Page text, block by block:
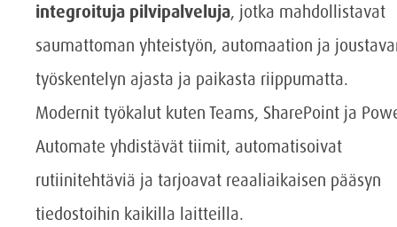
integroituja pilvipalveluja, jotka mahdollistavat
saumattoman yhteistyön, automaation ja
työskentelyn ajasta ja paikasta riippumatta.
Modernit työkalut kuten Teams, SharePoint ja
Automate yhdistävät tiimit, automatisoivat
rutiinitehtäviä ja tarjoavat reaaliaikaisen pääsyn
tiedostoihin kaikilla laitteilla.